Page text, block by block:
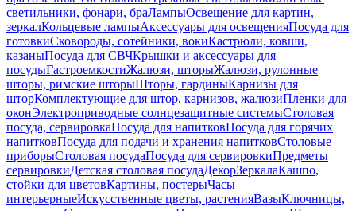
светильники, фонари, браЛампыОсвещение для картин,
зеркалКольцевые лампыАксессуары для освещенияПосуда для
готовкиСковороды, сотейники, вокиКастрюли, ковши,
казаныПосуда для СВЧКрышки и аксессуары для
посудыГастроемкостиЖалюзи, шторыЖалюзи, рулонные
шторы, римские шторыШторы, гардиныКарнизы для
шторКомплектующие для штор, карнизов, жалюзиПленки для
оконЭлектроприводные солнцезащитные системыСтоловая
посуда, сервировкаПосуда для напитковПосуда для горячих
напитковПосуда для подачи и хранения напитковСтоловые
приборыСтоловая посудаПосуда для сервировкиПредметы
сервировкиДетская столовая посудаДекорЗеркалаКашпо,
стойки для цветовКартины, постерыЧасы
интерьерныеИскусственные цветы, растенияВазыКлючницы,